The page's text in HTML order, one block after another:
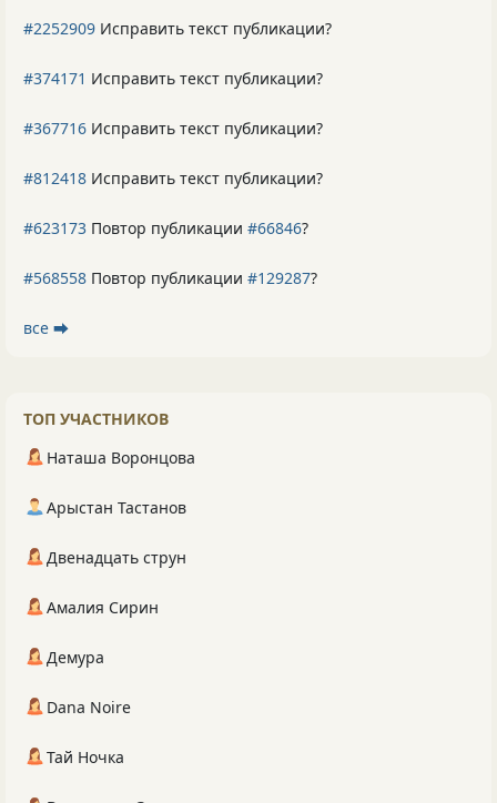
#2252909 Исправить текст публикации?
#374171 Исправить текст публикации?
#367716 Исправить текст публикации?
#812418 Исправить текст публикации?
#623173 Повтор публикации #66846?
#568558 Повтор публикации #129287?
все ⮕
ТОП УЧАСТНИКОВ
Наташа Воронцова
Арыстан Тастанов
Двенадцать струн
Амалия Сирин
Демура
Dana Noire
Тай Ночка